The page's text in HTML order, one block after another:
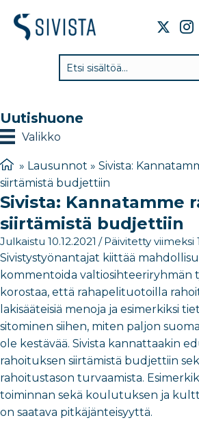
Uutishuone
Valikko
» Lausunnot » Sivista:
siirtämistä budjettiin
Sivista: Kannatamme
siirtämistä budjettiin
Julkaistu 10.12.2021 / Päivitetty viimeksi
Sivistystyönantajat kiittää
kommentoida valtiosihteeriryhmän
korostaa, että rahapelituotoilla
lakisääteisiä menoja ja esimerkiksi
sitominen siihen, miten paljon
ole kestävää. Sivista kannattaakin
rahoituksen siirtämistä budjettiin
rahoitustason turvaamista.
toiminnan sekä koulutuksen ja
on saatava pitkäjänteisyyttä.